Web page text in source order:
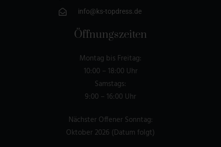
info@ks-topdress.de
Öffnungszeiten
Montag bis Freitag:
10:00 – 18:00 Uhr
Samstags:
9:00 – 16:00 Uhr
Nächster Offener Sonntag:
Oktober 2026 (Datum folgt)